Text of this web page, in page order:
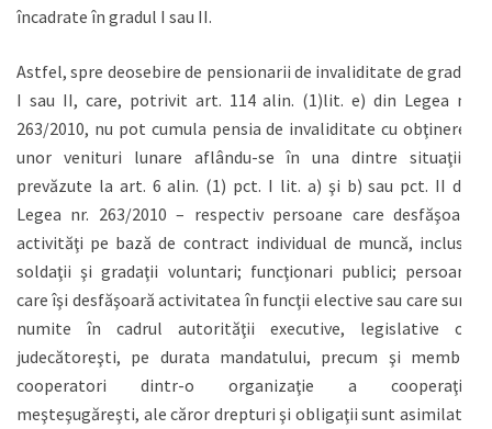
încadrate în gradul I sau II.
Astfel, spre deosebire de pensionarii de invaliditate de gradul
I sau II, care, potrivit art. 114 alin. (1)lit. e) din Legea nr.
263/2010, nu pot cumula pensia de invaliditate cu obţinerea
unor venituri lunare aflându-se în una dintre situaţiile
prevăzute la art. 6 alin. (1) pct. I lit. a) şi b) sau pct. II din
Legea nr. 263/2010 – respectiv persoane care desfăşoară
activităţi pe bază de contract individual de muncă, inclusiv
soldaţii şi gradaţii voluntari; funcţionari publici; persoane
care îşi desfăşoară activitatea în funcţii elective sau care sunt
numite în cadrul autorităţii executive, legislative ori
judecătoreşti, pe durata mandatului, precum şi membrii
cooperatori dintr-o organizaţie a cooperaţiei
meşteşugăreşti, ale căror drepturi şi obligaţii sunt asimilate,